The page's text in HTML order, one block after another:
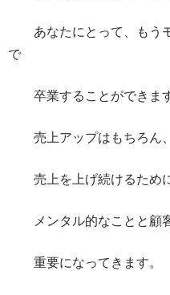
あなたにとって、もう
で
卒業することができます
売上アップはもちろん、
売上を上げ続けるため
メンタル的なことと顧
重要になってきます。